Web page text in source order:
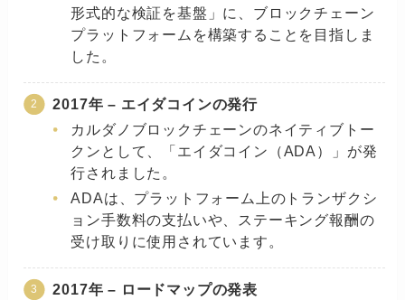
形式的な検証を基盤」に、ブロックチェーン
プラットフォームを構築することを目指しま
した。
2017年 – エイダコインの発行
カルダノブロックチェーンのネイティブトー
クンとして、「エイダコイン（ADA）」が発
行されました。
ADAは、プラットフォーム上のトランザクシ
ョン手数料の支払いや、ステーキング報酬の
受け取りに使用されています。
2017年 – ロードマップの発表